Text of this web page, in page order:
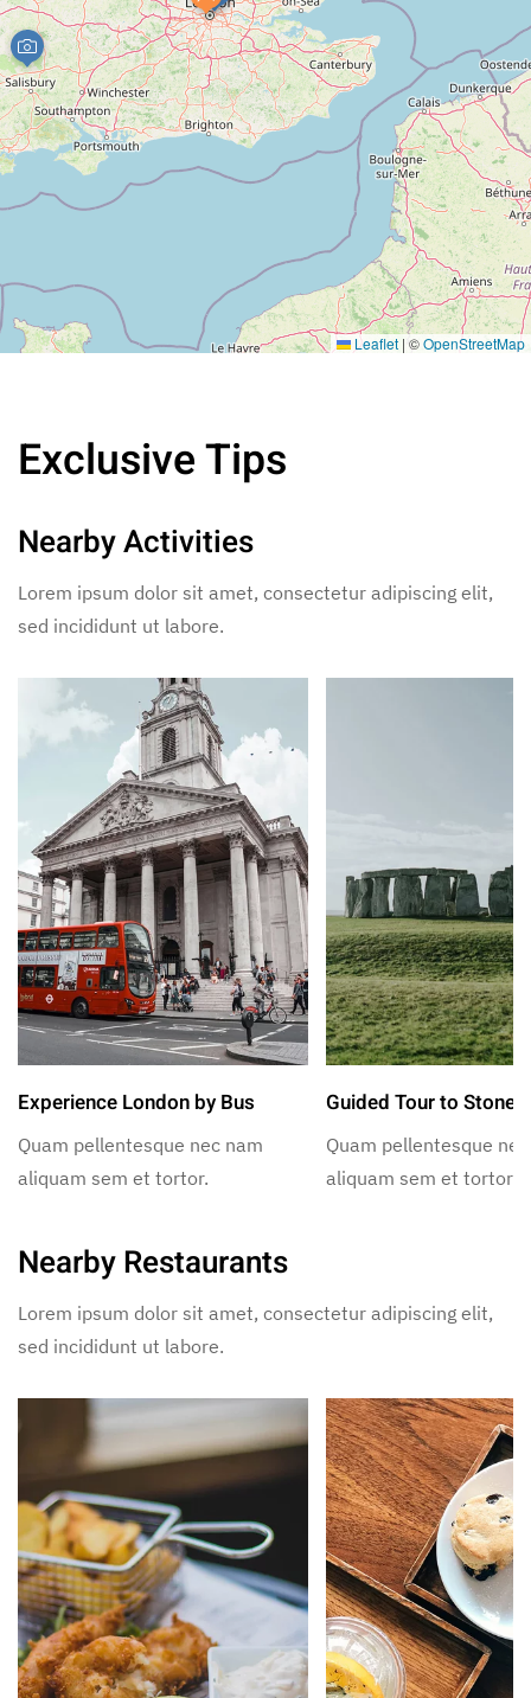
Leaflet | ©OpenStreetMap
Exclusive Tips
Nearby Activities
Lorem ipsum dolor sit amet, consectetur adipiscing elit,
sed incididunt ut labore.
Experience London by Bus
Quam pellentesque nec nam
aliquam sem et tortor.
Guided Tour to
Quam pellentesque
aliquam sem et tortor.
Nearby Restaurants
Lorem ipsum dolor sit amet, consectetur adipiscing elit,
sed incididunt ut labore.